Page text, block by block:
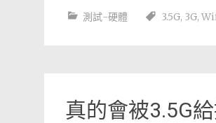
測試-硬體 3.5G, 3G,
真的會被3.5G